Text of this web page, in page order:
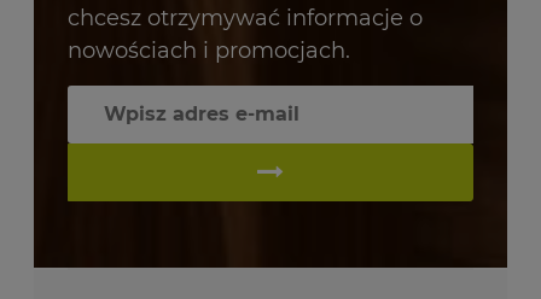
chcesz otrzymywać informacje o
nowościach i promocjach.